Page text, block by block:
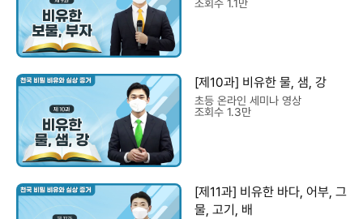
조회수 1.1만
[제10과] 비유한 물, 샘, 강
초등 온라인 세미나 영상
조회수 1.3만
[제11과] 비유한 바다, 어부, 그
물, 고기, 배